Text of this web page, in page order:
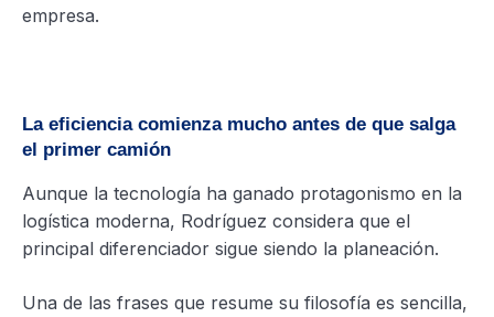
empresa.
La eficiencia comienza mucho antes de que salga
el primer camión
Aunque la tecnología ha ganado protagonismo en la
logística moderna, Rodríguez considera que el
principal diferenciador sigue siendo la planeación.
Una de las frases que resume su filosofía es sencilla,